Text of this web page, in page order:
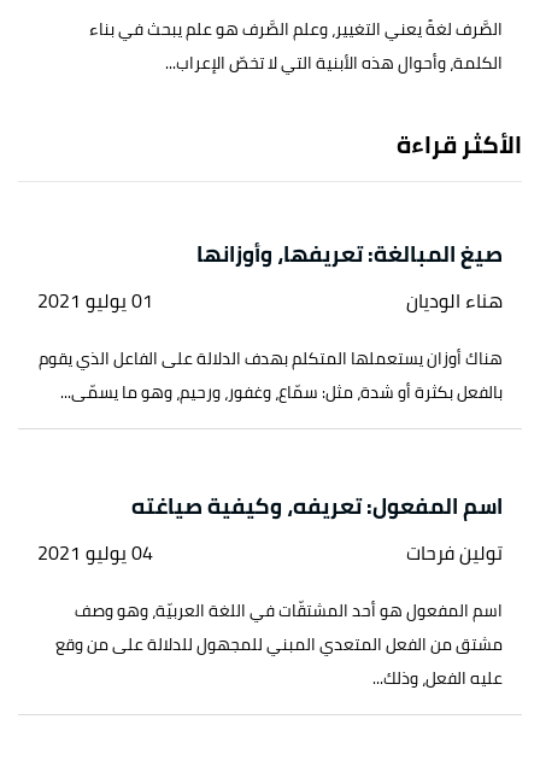
الصَّرف لغةً يعني التغيير، وعلم الصَّرف هو علم يبحث في بناء
الكلمة، وأحوال هذه الأبنية التي لا تخصّ الإعراب...
الأكثر قراءة
صيغ المبالغة: تعريفها، وأوزانها
هناء الوديان 01 يوليو 2021
هناك أوزان يستعملها المتكلم بهدف الدلالة على الفاعل الذي يقوم
بالفعل بكثرة أو شدة، مثل: سمّاع، وغفور، ورحيم، وهو ما يسمّى...
اسم المفعول: تعريفه، وكيفية صياغته
تولين فرحات 04 يوليو 2021
اسم المفعول هو أحد المشتقّات في اللغة العربيّة، وهو وصف
مشتق من الفعل المتعدي المبني للمجهول للدلالة على من وقع
عليه الفعل، وذلك...